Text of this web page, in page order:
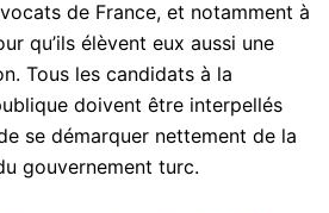
de France, et notamment à
qu’ils élèvent eux aussi une
Tous les candidats à la
doivent être interpellés
se démarquer nettement de la
gouvernement turc.